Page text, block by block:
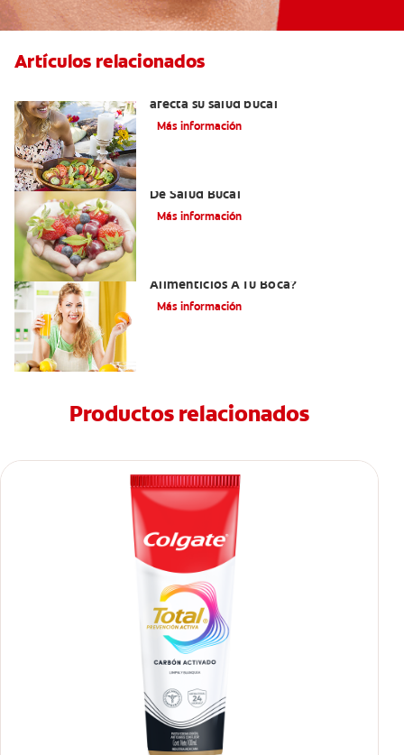
Artículos relacionados
afecta su salud bucal
Más información
De Salud Bucal
Más información
Alimenticios A Tu Boca?
Más información
Productos relacionados